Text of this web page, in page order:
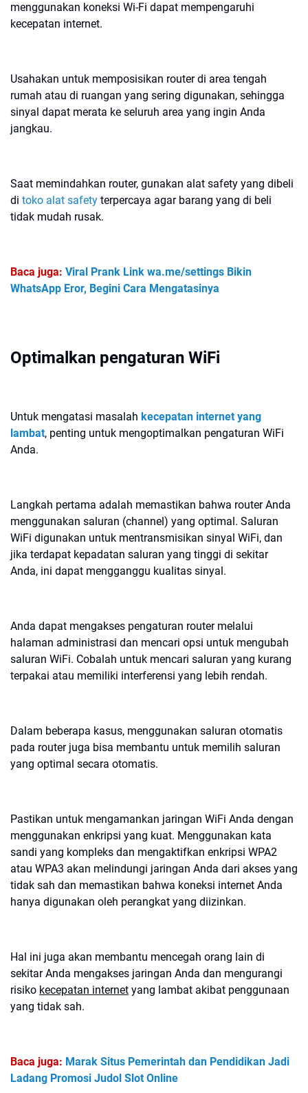
menggunakan koneksi Wi-Fi dapat mempengaruhi
kecepatan internet.
Usahakan untuk memposisikan router di area tengah
rumah atau di ruangan yang sering digunakan, sehingga
sinyal dapat merata ke seluruh area yang ingin Anda
jangkau.
Saat memindahkan router, gunakan alat safety yang dibeli
di toko alat safety terpercaya agar barang yang di beli
tidak mudah rusak.
Baca juga: Viral Prank Link wa.me/settings Bikin
WhatsApp Eror, Begini Cara Mengatasinya
Optimalkan pengaturan WiFi
Untuk mengatasi masalah kecepatan internet yang
lambat, penting untuk mengoptimalkan pengaturan WiFi
Anda.
Langkah pertama adalah memastikan bahwa router Anda
menggunakan saluran (channel) yang optimal. Saluran
WiFi digunakan untuk mentransmisikan sinyal WiFi, dan
jika terdapat kepadatan saluran yang tinggi di sekitar
Anda, ini dapat mengganggu kualitas sinyal.
Anda dapat mengakses pengaturan router melalui
halaman administrasi dan mencari opsi untuk mengubah
saluran WiFi. Cobalah untuk mencari saluran yang kurang
terpakai atau memiliki interferensi yang lebih rendah.
Dalam beberapa kasus, menggunakan saluran otomatis
pada router juga bisa membantu untuk memilih saluran
yang optimal secara otomatis.
Pastikan untuk mengamankan jaringan WiFi Anda dengan
menggunakan enkripsi yang kuat. Menggunakan kata
sandi yang kompleks dan mengaktifkan enkripsi WPA2
atau WPA3 akan melindungi jaringan Anda dari akses yang
tidak sah dan memastikan bahwa koneksi internet Anda
hanya digunakan oleh perangkat yang diizinkan.
Hal ini juga akan membantu mencegah orang lain di
sekitar Anda mengakses jaringan Anda dan mengurangi
risiko kecepatan internet yang lambat akibat penggunaan
yang tidak sah.
Baca juga: Marak Situs Pemerintah dan Pendidikan Jadi
Ladang Promosi Judol Slot Online